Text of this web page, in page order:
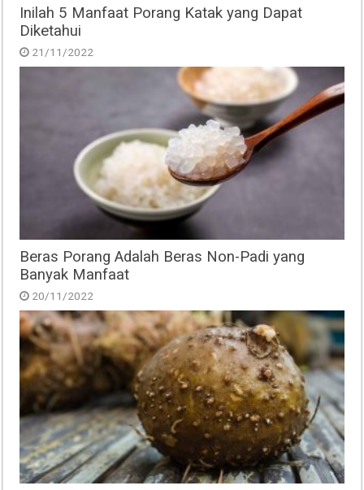
Inilah 5 Manfaat Porang Katak yang Dapat
Diketahui
21/11/2022
Beras Porang Adalah Beras Non-Padi yang
Banyak Manfaat
20/11/2022